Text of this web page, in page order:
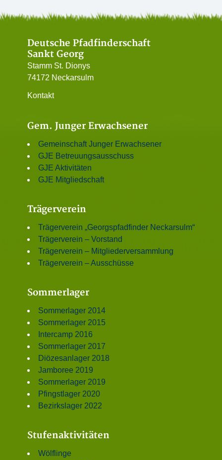
Deutsche Pfadfinderschaft
Sankt Georg
Stamm St. Dionys
74172 Neckarsulm
Kontakt
Gem. Junger Erwachsener
Gemeinschaft Junger Erwachsener
GJE Betreuungsausschuss
GJE Aktivitäten
GJE Mitgliedschaft
Trägerverein
Trägerverein „Georgspfadfinder Neckarsulm“
Trägerverein – Vorstand
Trägerverein – Mitgliederversammlung
Trägerverein – Ausschüsse
Sommerlager
Sommerlager 2014
Sommerlager 2015
Intercamp 2016
Sommerlager 2017
Diözesanlager 2018
Jamboree 2019
Sommerlager 2019
Pfingstlager 2020
Bezirkslager 2022
Stufenaktivitäten
Wölflinge